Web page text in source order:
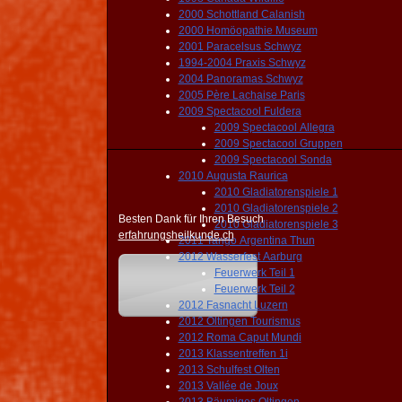
2000 Schottland Calanish
2000 Homöopathie Museum
2001 Paracelsus Schwyz
1994-2004 Praxis Schwyz
2004 Panoramas Schwyz
2005 Père Lachaise Paris
2009 Spectacool Fuldera
2009 Spectacool Allegra
2009 Spectacool Gruppen
2009 Spectacool Sonda
2010 Augusta Raurica
2010 Gladiatorenspiele 1
2010 Gladiatorenspiele 2
2010 Gladiatorenspiele 3
2011 Tango Argentina Thun
2012 Wasserfest Aarburg
Feuerwerk Teil 1
Feuerwerk Teil 2
2012 Fasnacht Luzern
2012 Oltingen Tourismus
2012 Roma Caput Mundi
2013 Klassentreffen 1i
2013 Schulfest Olten
2013 Vallée de Joux
Besten Dank für Ihren Besuch
erfahrungsheilkunde.ch